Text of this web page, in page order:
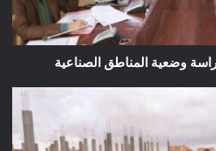
وضعية المناطق الصناعية